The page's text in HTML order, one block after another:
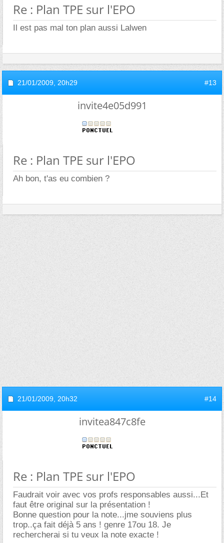
Re : Plan TPE sur l'EPO
Il est pas mal ton plan aussi Lalwen
21/01/2009, 20h29 #13
invite4e05d991
Re : Plan TPE sur l'EPO
Ah bon, t'as eu combien ?
21/01/2009, 20h32 #14
invitea847c8fe
Re : Plan TPE sur l'EPO
Faudrait voir avec vos profs responsables aussi...Et
faut être original sur la présentation !
Bonne question pour la note...jme souviens plus
trop..ça fait déjà 5 ans ! genre 17ou 18. Je
rechercherai si tu veux la note exacte !